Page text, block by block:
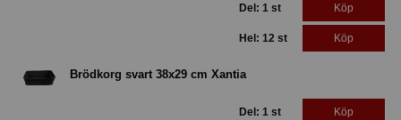
Del: 1 st Köp
Hel: 12 st Köp
Brödkorg svart 38x29 cm Xantia
Del: 1 st Köp